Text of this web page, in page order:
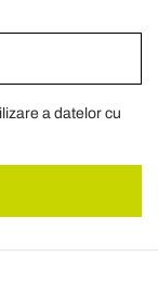
a datelor cu